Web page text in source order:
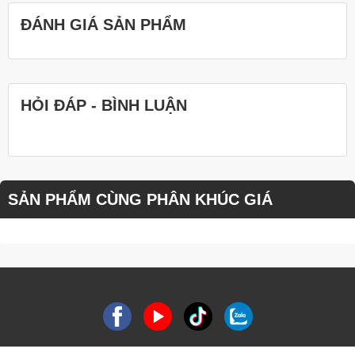
ĐÁNH GIÁ SẢN PHẨM
HỎI ĐÁP - BÌNH LUẬN
SẢN PHẨM CÙNG PHÂN KHÚC GIÁ